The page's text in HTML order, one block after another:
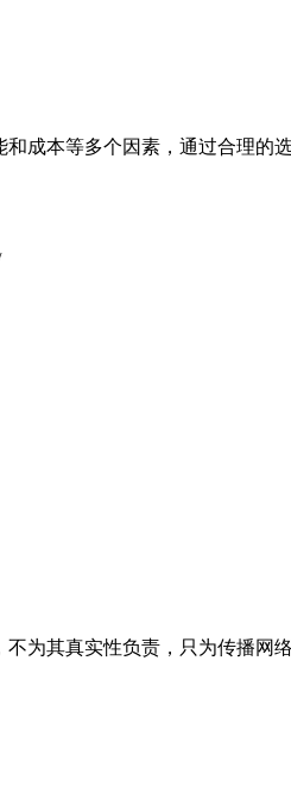
成本等多个因素，通过合理的
为其真实性负责，只为传播网